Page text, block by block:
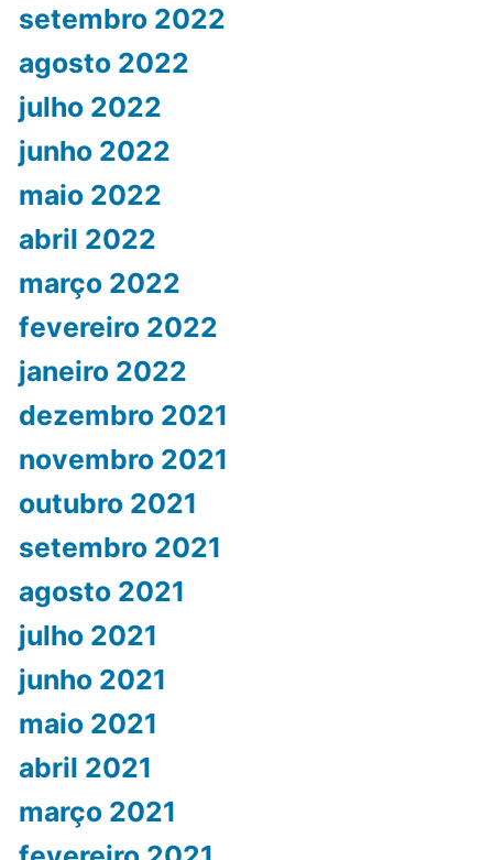
setembro 2022
agosto 2022
julho 2022
junho 2022
maio 2022
abril 2022
março 2022
fevereiro 2022
janeiro 2022
dezembro 2021
novembro 2021
outubro 2021
setembro 2021
agosto 2021
julho 2021
junho 2021
maio 2021
abril 2021
março 2021